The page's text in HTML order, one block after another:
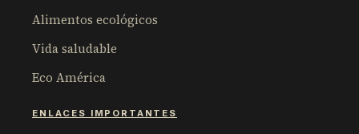
Alimentos ecológicos
Vida saludable
Eco América
ENLACES IMPORTANTES